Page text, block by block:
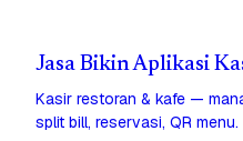
Jasa Bikin Aplikasi
Kasir restoran & kafe —
split bill, reservasi, QR menu.